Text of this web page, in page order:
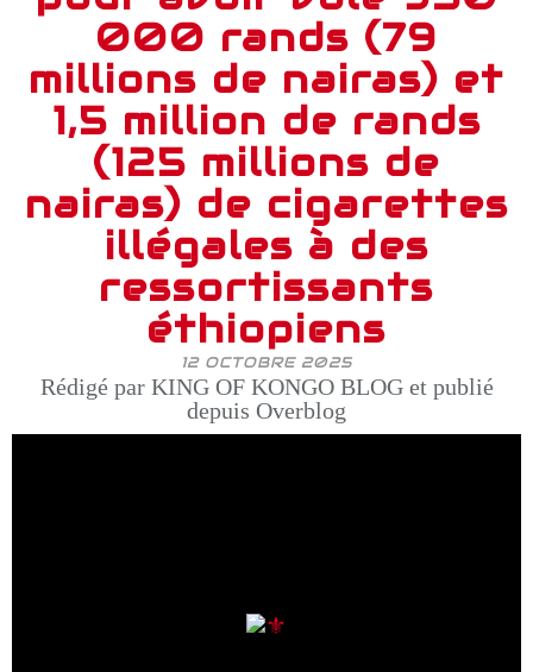
000 rands (79
millions de nairas) et
1,5 million de rands
(125 millions de
nairas) de cigarettes
illégales à des
ressortissants
éthiopiens
12 OCTOBRE 2025
Rédigé par KING OF KONGO BLOG et publié
depuis Overblog